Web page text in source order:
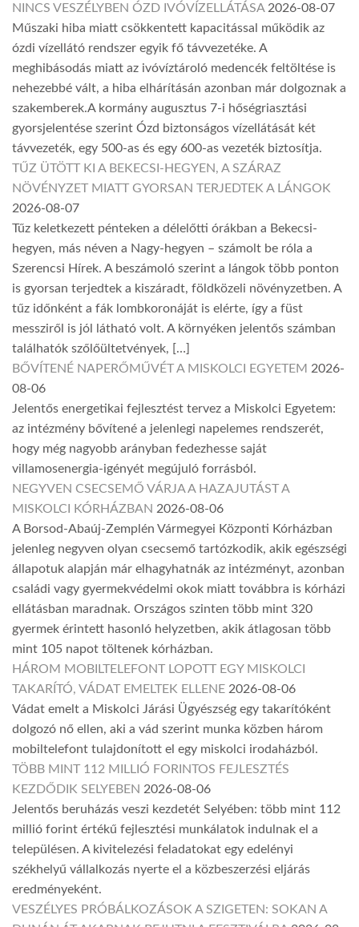
NINCS VESZÉLYBEN ÓZD IVÓVÍZELLÁTÁSA 2026-08-07
Műszaki hiba miatt csökkentett kapacitással működik az
ózdi vízellátó rendszer egyik fő távvezetéke. A
meghibásodás miatt az ivóvíztároló medencék feltöltése is
nehezebbé vált, a hiba elhárításán azonban már dolgoznak a
szakemberek.A kormány augusztus 7-i hőségriasztási
gyorsjelentése szerint Ózd biztonságos vízellátását két
távvezeték, egy 500-as és egy 600-as vezeték biztosítja.
TŰZ ÜTÖTT KI A BEKECSI-HEGYEN, A SZÁRAZ
NÖVÉNYZET MIATT GYORSAN TERJEDTEK A LÁNGOK
2026-08-07
Tűz keletkezett pénteken a délelőtti órákban a Bekecsi-
hegyen, más néven a Nagy-hegyen – számolt be róla a
Szerencsi Hírek. A beszámoló szerint a lángok több ponton
is gyorsan terjedtek a kiszáradt, földközeli növényzetben. A
tűz időnként a fák lombkoronáját is elérte, így a füst
messziről is jól látható volt. A környéken jelentős számban
találhatók szőlőültetvények, […]
BŐVÍTENÉ NAPERŐMŰVÉT A MISKOLCI EGYETEM 2026-
08-06
Jelentős energetikai fejlesztést tervez a Miskolci Egyetem:
az intézmény bővítené a jelenlegi napelemes rendszerét,
hogy még nagyobb arányban fedezhesse saját
villamosenergia-igényét megújuló forrásból.
NEGYVEN CSECSEMŐ VÁRJA A HAZAJUTÁST A
MISKOLCI KÓRHÁZBAN 2026-08-06
A Borsod-Abaúj-Zemplén Vármegyei Központi Kórházban
jelenleg negyven olyan csecsemő tartózkodik, akik egészségi
állapotuk alapján már elhagyhatnák az intézményt, azonban
családi vagy gyermekvédelmi okok miatt továbbra is kórházi
ellátásban maradnak. Országos szinten több mint 320
gyermek érintett hasonló helyzetben, akik átlagosan több
mint 105 napot töltenek kórházban.
HÁROM MOBILTELEFONT LOPOTT EGY MISKOLCI
TAKARÍTÓ, VÁDAT EMELTEK ELLENE 2026-08-06
Vádat emelt a Miskolci Járási Ügyészség egy takarítóként
dolgozó nő ellen, aki a vád szerint munka közben három
mobiltelefont tulajdonított el egy miskolci irodaházból.
TÖBB MINT 112 MILLIÓ FORINTOS FEJLESZTÉS
KEZDŐDIK SELYEBEN 2026-08-06
Jelentős beruházás veszi kezdetét Selyében: több mint 112
millió forint értékű fejlesztési munkálatok indulnak el a
településen. A kivitelezési feladatokat egy edelényi
székhelyű vállalkozás nyerte el a közbeszerzési eljárás
eredményeként.
VESZÉLYES PRÓBÁLKOZÁSOK A SZIGETEN: SOKAN A